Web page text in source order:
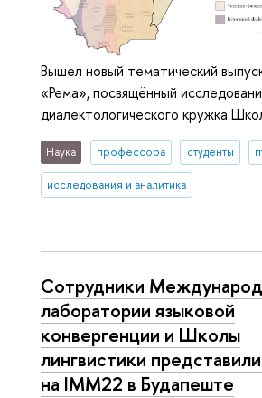
Вышел новый тематический
«Рема», посвящённый
диалектологического кружка
Наука профессора студенты
исследования и аналитика
Сотрудники
лаборатории языковой
конвергенции и Школы
лингвистики
на IMM22 в Будапеште